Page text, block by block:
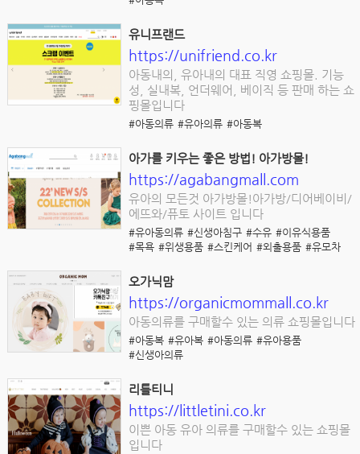
유니프랜드
https://unifriend.co.kr
아동내의, 유아내의 대표 직영 쇼핑몰. 기능
성, 실내복, 언더웨어, 베이직 등 판매 하는 쇼
핑몰입니다
#아동의류 #유아의류 #아동복
아가를 키우는 좋은 방법! 아가방몰!
https://agabangmall.com
유아의 모든것 아가방몰!아가방/디어베이비/
에뜨와/퓨토 사이트 입니다
#유아동의류 #신생아침구 #수유 #이유식용품
#목욕 #위생용품 #스킨케어 #외출용품 #유모차
오가닉맘
https://organicmommall.co.kr
아동의류를 구매할수 있는 의류 쇼핑몰입니다
#아동복 #유아복 #아동의류 #유아용품
#신생아의류
리틀티니
https://littletini.co.kr
이쁜 아동 유아 의류를 구매할수 있는 쇼핑몰
입니다